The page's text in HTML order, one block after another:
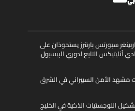
سبورتس بارتنرز يستحوذان على
أثليتيكس التابع لدوري البيسبول
مشهد الأمن السيبراني في الشرق